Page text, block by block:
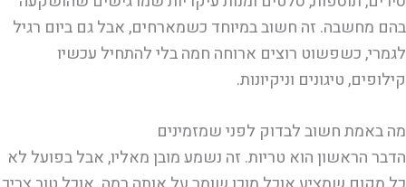
בהם מחשבה. זה חשוב במיוחד כשמארחים, אבל גם ביום רגיל
לגמרי, כשפשוט רוצים ארוחה חמה בלי להתחיל עכשיו
קילופים, טיגונים וניקיונות.
מה באמת חשוב לבדוק לפני שמזמינים
הדבר הראשון הוא טריות. זה נשמע מובן מאליו, אבל בפועל לא